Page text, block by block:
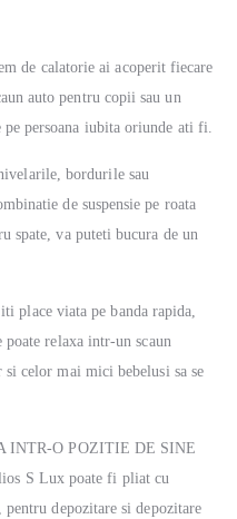
de calatorie ai acoperit fiecare
auto pentru copii sau un
pe persoana iubita oriunde ati fi.
bordurile sau
de suspensie pe roata
spate, va puteti bucura de un
place viata pe banda rapida,
poate relaxa intr-un scaun
celor mai mici bebelusi sa se
INTR-O POZITIE DE SINE
S Lux poate fi pliat cu
depozitare si depozitare